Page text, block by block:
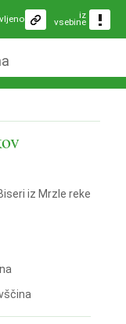
iz
vsebine
iz Mrzle reke